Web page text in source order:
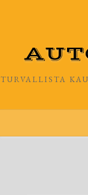
TURVALLISTA